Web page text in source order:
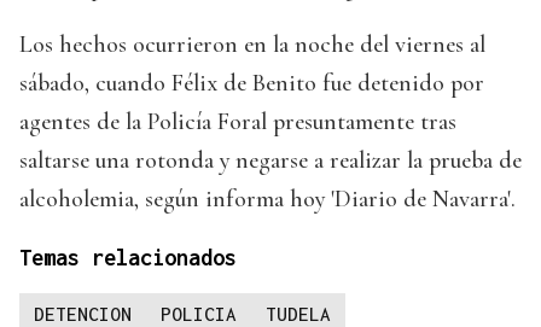
Los hechos ocurrieron en la noche del viernes al
sábado, cuando Félix de Benito fue detenido por
agentes de la Policía Foral presuntamente tras
saltarse una rotonda y negarse a realizar la prueba de
alcoholemia, según informa hoy 'Diario de Navarra'.
Temas relacionados
DETENCION POLICIA TUDELA